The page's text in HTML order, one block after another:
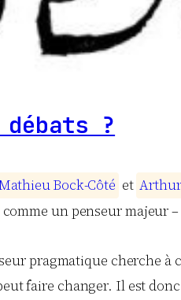
?
athieuBock-Côté et Arthur
comme un penseur majeur
pragmatique cherche à
faire changer. Il est donc